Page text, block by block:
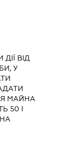
ВІД
У
МАЙНА
50 І